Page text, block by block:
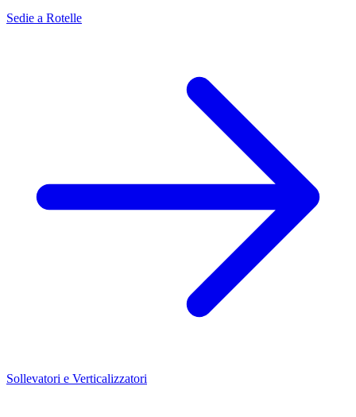
Sedie a Rotelle
Sollevatori e Verticalizzatori